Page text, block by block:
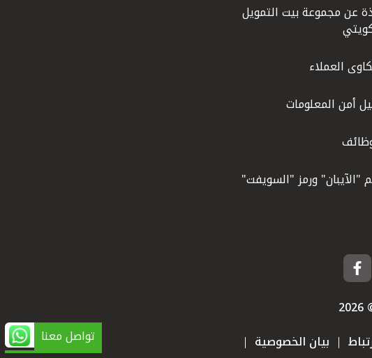
تواصل معنا
عن مجموعة بيت التمويل
العملاء
أمن المعلومات
"الآيبان" ورمز "السويفت"
بيان الخصوصية